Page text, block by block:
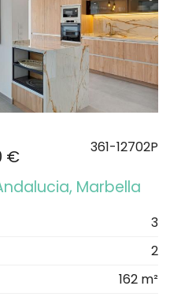
€
361-12702P
Marbella
3
2
162 m²